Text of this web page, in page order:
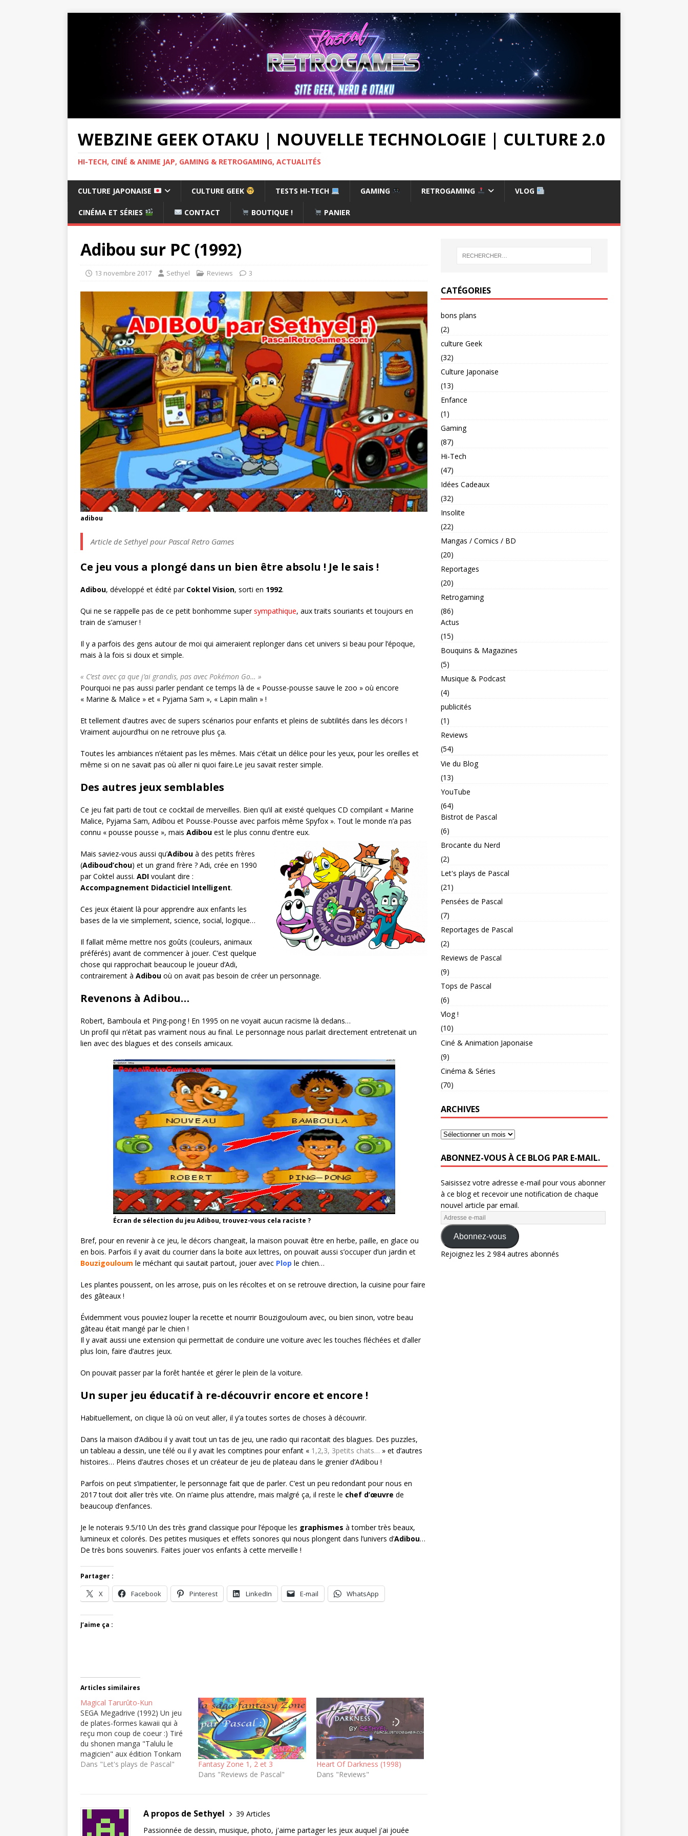
WEBZINE GEEK OTAKU | NOUVELLE TECHNOLOGIE | CULTURE 2.0
HI-TECH, CINÉ & ANIME JAP, GAMING & RETROGAMING, ACTUALITÉS
CULTURE JAPONAISE CULTURE GEEK TESTS HI-TECH GAMING RETROGAMING VLOG
CINÉMA ET SÉRIES CONTACT BOUTIQUE ! PANIER
Adibou sur PC (1992)
13 novembre 2017 Sethyel Reviews 3
adibou
Article de Sethyel pour Pascal Retro Games
Ce jeu vous a plongé dans un bien être absolu ! Je le sais !
Adibou, développé et édité par Coktel Vision, sorti en 1992.
Qui ne se rappelle pas de ce petit bonhomme supersympathique, aux traits souriants et toujours en
train de s’amuser !
Il y a parfois des gens autour de moi qui aimeraient replonger dans cet univers si beau pour l’époque,
mais à la fois si doux et simple.
« C’est avec ça que j’ai grandis, pas avec Pokémon Go… »
Pourquoi ne pas aussi parler pendant ce temps là de « Pousse-pousse sauve le zoo » où encore
« Marine & Malice » et « Pyjama Sam », « Lapin malin » !
Et tellement d’autres avec de supers scénarios pour enfants et pleins de subtilités dans les décors !
Vraiment aujourd’hui on ne retrouve plus ça.
Toutes les ambiances n’étaient pas les mêmes. Mais c’était un délice pour les yeux, pour les oreilles et
même si on ne savait pas où aller ni quoi faire.Le jeu savait rester simple.
Des autres jeux semblables
Ce jeu fait parti de tout ce cocktail de merveilles. Bien qu’il ait existé quelques CD compilant « Marine
Malice, Pyjama Sam, Adibou et Pousse-Pousse avec parfois même Spyfox ». Tout le monde n’a pas
connu « pousse pousse », mais Adibou est le plus connu d’entre eux.
Mais saviez-vous aussi qu’Adibou à des petits frères
(Adiboud’chou) et un grand frère ? Adi, crée en 1990
par Coktel aussi. ADI voulant dire :
Accompagnement Didacticiel Intelligent.
Ces jeux étaient là pour apprendre aux enfants les
bases de la vie simplement, science, social, logique…
Il fallait même mettre nos goûts (couleurs, animaux
préférés) avant de commencer à jouer. C’est quelque
chose qui rapprochait beaucoup le joueur d’Adi,
contrairement à Adibou où on avait pas besoin de créer un personnage.
Revenons à Adibou…
Robert, Bamboula et Ping-pong ! En 1995 on ne voyait aucun racisme là dedans…
Un profil qui n’était pas vraiment nous au final. Le personnage nous parlait directement entretenait un
lien avec des blagues et des conseils amicaux.
Écran de sélection du jeu Adibou, trouvez-vous cela raciste ?
Bref, pour en revenir à ce jeu, le décors changeait, la maison pouvait être en herbe, paille, en glace ou
en bois. Parfois il y avait du courrier dans la boite aux lettres, on pouvait aussi s’occuper d’un jardin et
Bouzigouloum le méchant qui sautait partout, jouer avec Plop le chien…
Les plantes poussent, on les arrose, puis on les récoltes et on se retrouve direction, la cuisine pour faire
des gâteaux !
Évidemment vous pouviez louper la recette et nourrir Bouzigouloum avec, ou bien sinon, votre beau
gâteau était mangé par le chien !
Il y avait aussi une extension qui permettait de conduire une voiture avec les touches fléchées et d’aller
plus loin, faire d’autres jeux.
On pouvait passer par la forêt hantée et gérer le plein de la voiture.
Un super jeu éducatif à re-découvrir encore et encore !
Habituellement, on clique là où on veut aller, il y’a toutes sortes de choses à découvrir.
Dans la maison d’Adibou il y avait tout un tas de jeu, une radio qui racontait des blagues. Des puzzles,
un tableau a dessin, une télé ou il y avait les comptines pour enfant « 1,2,3, 3petits chats… » et d’autres
histoires… Pleins d’autres choses et un créateur de jeu de plateau dans le grenier d’Adibou !
Parfois on peut s’impatienter, le personnage fait que de parler. C’est un peu redondant pour nous en
2017 tout doit aller très vite. On n’aime plus attendre, mais malgré ça, il reste le chef d’œuvre de
beaucoup d’enfances.
Je le noterais 9.5/10 Un des très grand classique pour l’époque les graphismes à tomber très beaux,
lumineux et colorés. Des petites musiques et effets sonores qui nous plongent dans l’univers d’Adibou…
De très bons souvenirs. Faites jouer vos enfants à cette merveille !
Partager :
X Facebook Pinterest LinkedIn E-mail WhatsApp
J’aime ça :
Articles similaires
Magical Tarurûto-Kun
SEGA Megadrive (1992) Un jeu
de plates-formes kawaii qui à
reçu mon coup de coeur :) Tiré
du shonen manga "Talulu le
magicien" aux édition Tonkam
(au Japon まじかる☆タルるート
Dans "Let's plays de Pascal"
Fantasy Zone 1, 2 et 3
Dans "Reviews de Pascal"
Heart Of Darkness (1998)
Dans "Reviews"
A propos de Sethyel
39 Articles
Passionnée de dessin, musique, photo, j'aime partager les jeux auquel j'ai jouée
CATÉGORIES
bons plans
(2)
culture Geek
(32)
Culture Japonaise
(13)
Enfance
(1)
Gaming
(87)
Hi-Tech
(47)
Idées Cadeaux
(32)
Insolite
(22)
Mangas / Comics / BD
(20)
Reportages
(20)
Retrogaming
(86)
Actus
(15)
Bouquins & Magazines
(5)
Musique & Podcast
(4)
publicités
(1)
Reviews
(54)
Vie du Blog
(13)
YouTube
(64)
Bistrot de Pascal
(6)
Brocante du Nerd
(2)
Let's plays de Pascal
(21)
Pensées de Pascal
(7)
Reportages de Pascal
(2)
Reviews de Pascal
(9)
Tops de Pascal
(6)
Vlog !
(10)
Ciné & Animation Japonaise
(9)
Cinéma & Séries
(70)
ARCHIVES
ABONNEZ-VOUS À CE BLOG PAR E-MAIL.
Saisissez votre adresse e-mail pour vous abonner
à ce blog et recevoir une notification de chaque
nouvel article par email.
Abonnez-vous
Rejoignez les 2 984 autres abonnés